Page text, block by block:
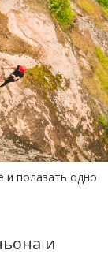
и полазать одно
и